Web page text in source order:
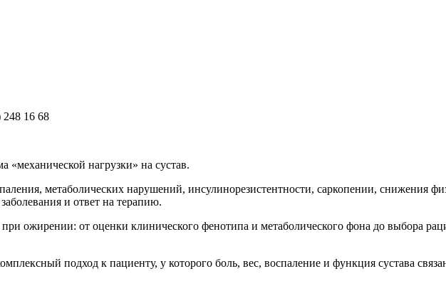
248 16 68
нагрузки» на сустав.
метаболических нарушений, инсулинорезистентности, саркопении, снижения
и ответ на терапию.
ожирении: от оценки клинического фенотипа и метаболического фона до выбора
подход к пациенту, у которого боль, вес, воспаление и функция сустава